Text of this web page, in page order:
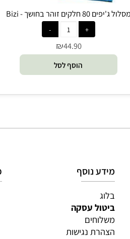
₪44.90
הוסף לסל
מידע נוסף
בלוג